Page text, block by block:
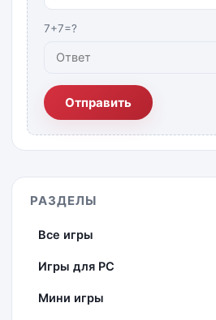
7+7=?
Отправить
РАЗДЕЛЫ
Все игры
Игры для PC
Мини игры